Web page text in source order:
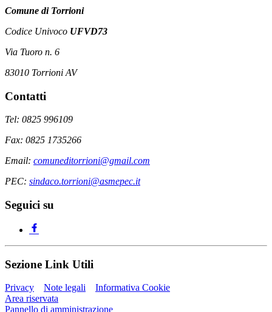
Comune di Torrioni
Codice Univoco UFVD73
Via Tuoro n. 6
83010 Torrioni AV
Contatti
Tel: 0825 996109
Fax: 0825 1735266
Email: comuneditorrioni@gmail.com
PEC: sindaco.torrioni@asmepec.it
Seguici su
Sezione Link Utili
Privacy Note legali
Informativa Cookie
Area riservata
Pannello di amministrazione